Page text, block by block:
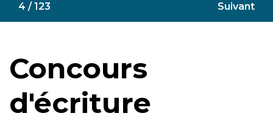
4 / 123 Suivant
Concours
d'écriture